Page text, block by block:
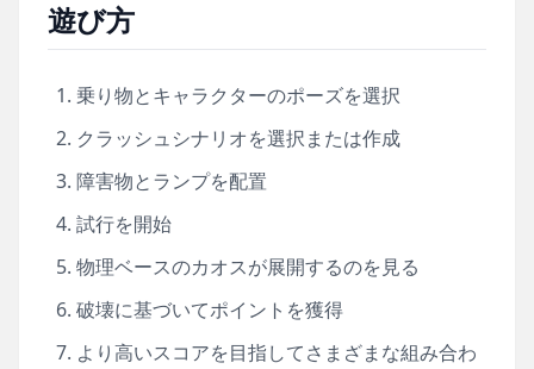
遊び方
乗り物とキャラクターのポーズを選択
クラッシュシナリオを選択または作成
障害物とランプを配置
試行を開始
物理ベースのカオスが展開するのを見る
破壊に基づいてポイントを獲得
より高いスコアを目指してさまざまな組み合わ